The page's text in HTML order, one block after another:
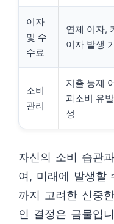
이자
및 수
수료
연체 이자,
이자 발생
소비
관리
지출 통제
과소비 유
성
자신의 소비 습관
여, 미래에 발생할
까지 고려한 신중
인 결정은 금물입